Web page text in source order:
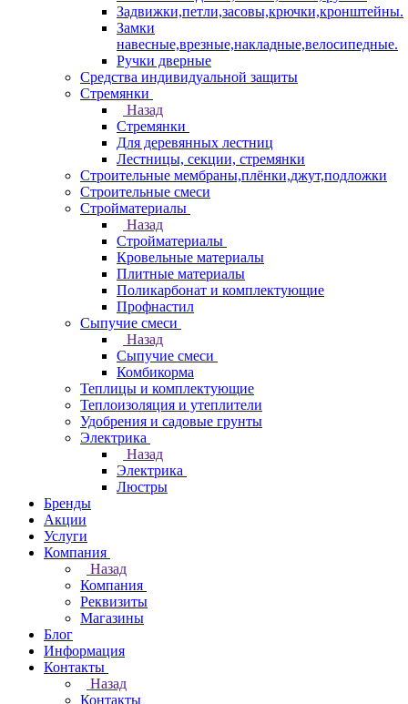
Задвижки,петли,засовы,крючки,кронштейны.
Замки
навесные,врезные,накладные,велосипедные.
Ручки дверные
Средства индивидуальной защиты
Стремянки
Назад
Стремянки
Для деревянных лестниц
Лестницы, секции, стремянки
Строительные мембраны,плёнки,джут,подложки
Строительные смеси
Стройматериалы
Назад
Стройматериалы
Кровельные материалы
Плитные материалы
Поликарбонат и комплектующие
Профнастил
Сыпучие смеси
Назад
Сыпучие смеси
Комбикорма
Теплицы и комплектующие
Теплоизоляция и утеплители
Удобрения и садовые грунты
Электрика
Назад
Электрика
Люстры
Бренды
Акции
Услуги
Компания
Назад
Компания
Реквизиты
Магазины
Блог
Информация
Контакты
Назад
Контакты